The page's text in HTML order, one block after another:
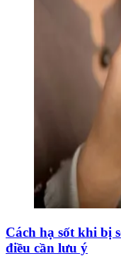
Cách hạ sốt khi bị
điều cần lưu ý